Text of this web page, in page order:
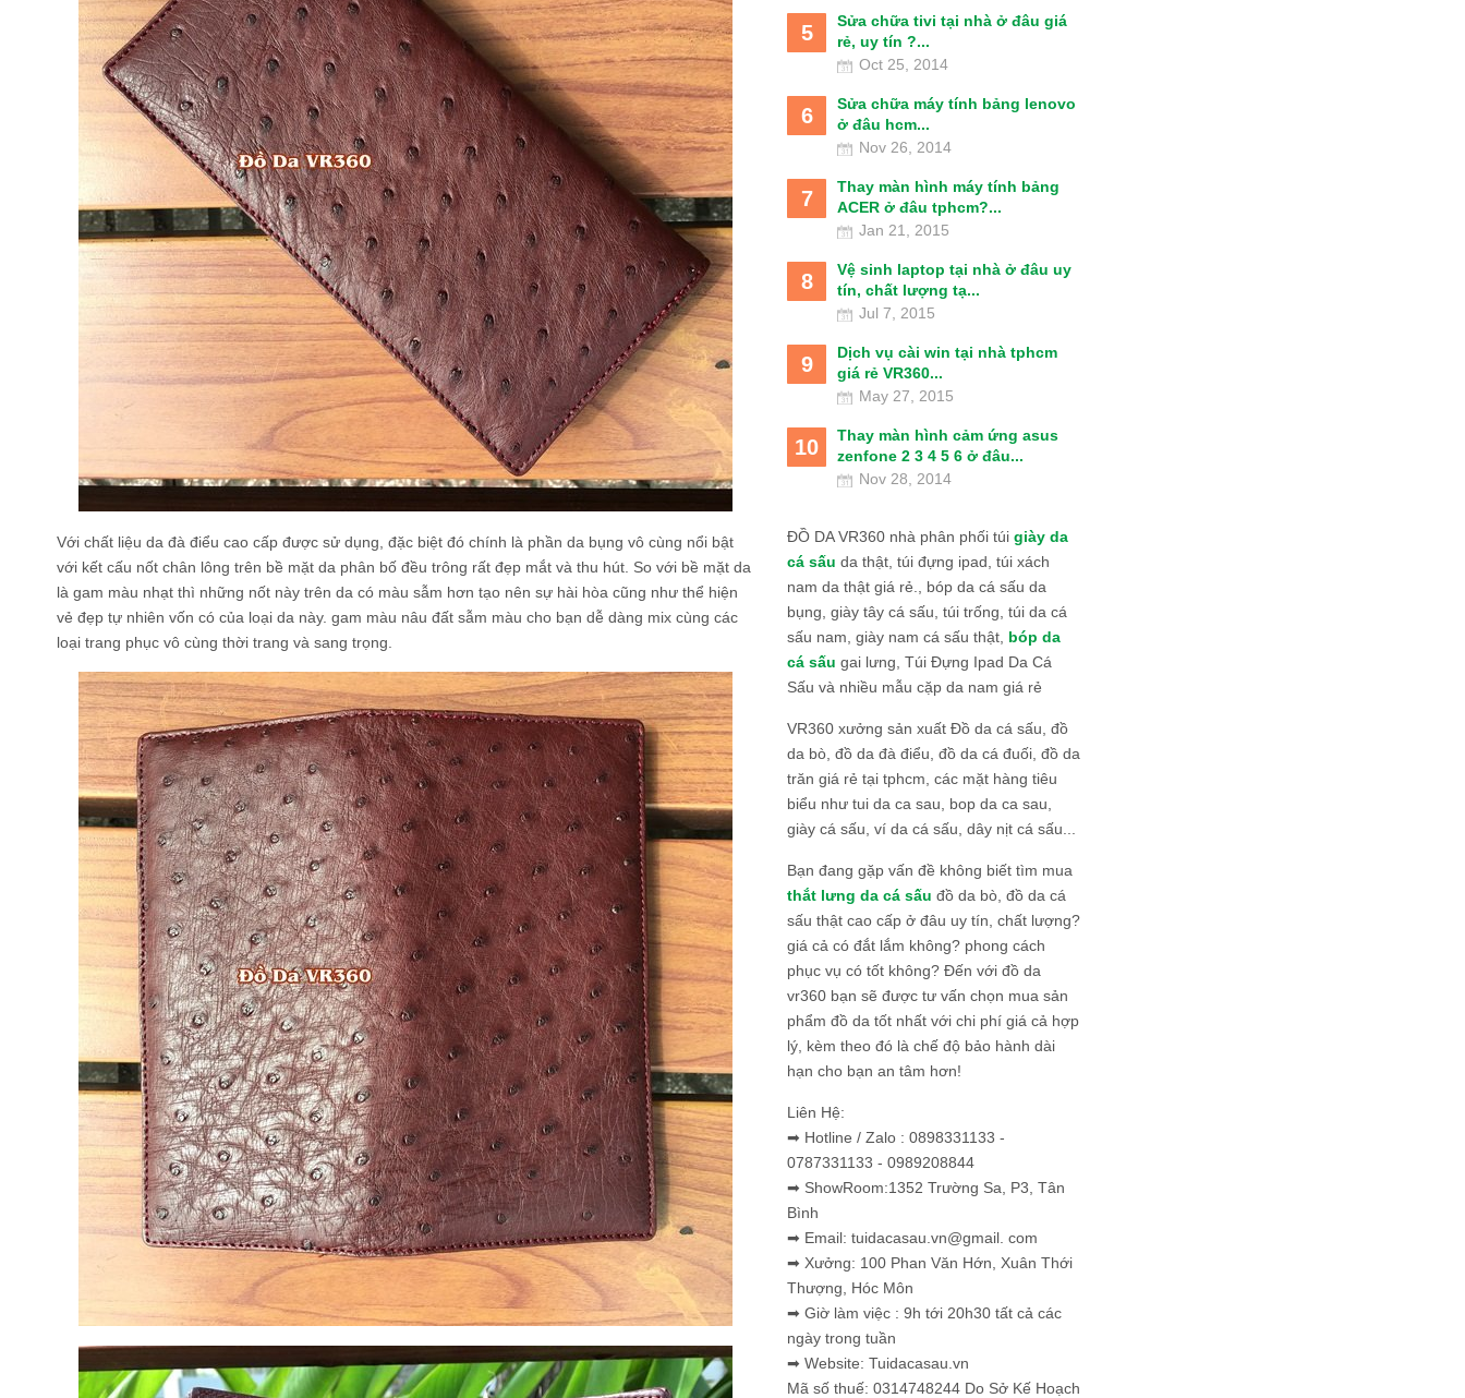
Với chất liệu da đà điểu cao cấp được sử dụng, đặc biệt đó chính là phần da bụng vô cùng nổi bật
với kết cấu nốt chân lông trên bề mặt da phân bố đều trông rất đẹp mắt và thu hút. So với bề mặt da
là gam màu nhạt thì những nốt này trên da có màu sẫm hơn tạo nên sự hài hòa cũng như thể hiện
vẻ đẹp tự nhiên vốn có của loại da này. gam màu nâu đất sẫm màu cho bạn dễ dàng mix cùng các
loại trang phục vô cùng thời trang và sang trọng.
5
Sửa chữa tivi tại nhà ở đâu giá
rẻ, uy tín ?...
Oct 25, 2014
6
Sửa chữa máy tính bảng lenovo
ở đâu hcm...
Nov 26, 2014
7
Thay màn hình máy tính bảng
ACER ở đâu tphcm?...
Jan 21, 2015
8
Vệ sinh laptop tại nhà ở đâu uy
tín, chất lượng tạ...
Jul 7, 2015
9
Dịch vụ cài win tại nhà tphcm
giá rẻ VR360...
May 27, 2015
10
Thay màn hình cảm ứng asus
zenfone 2 3 4 5 6 ở đâu...
Nov 28, 2014
ĐỒ DA VR360 nhà phân phối túi giày da
cá sấu da thật, túi đựng ipad, túi xách
nam da thật giá rẻ., bóp da cá sấu da
bụng, giày tây cá sấu, túi trống, túi da cá
sấu nam, giày nam cá sấu thật, bóp da
cá sấu gai lưng, Túi Đựng Ipad Da Cá
Sấu và nhiều mẫu cặp da nam giá rẻ
VR360 xưởng sản xuất Đồ da cá sấu, đồ
da bò, đồ da đà điểu, đồ da cá đuối, đồ da
trăn giá rẻ tại tphcm, các mặt hàng tiêu
biểu như tui da ca sau, bop da ca sau,
giày cá sấu, ví da cá sấu, dây nịt cá sấu...
Bạn đang gặp vấn đề không biết tìm mua
thắt lưng da cá sấu đồ da bò, đồ da cá
sấu thật cao cấp ở đâu uy tín, chất lượng?
giá cả có đắt lắm không? phong cách
phục vụ có tốt không? Đến với đồ da
vr360 bạn sẽ được tư vấn chọn mua sản
phẩm đồ da tốt nhất với chi phí giá cả hợp
lý, kèm theo đó là chế độ bảo hành dài
hạn cho bạn an tâm hơn!
Liên Hệ:
➡ Hotline / Zalo : 0898331133 -
0787331133 - 0989208844
➡ ShowRoom:1352 Trường Sa, P3, Tân
Bình
➡ Email: tuidacasau.vn@gmail. com
➡ Xưởng: 100 Phan Văn Hớn, Xuân Thới
Thượng, Hóc Môn
➡ Giờ làm việc : 9h tới 20h30 tất cả các
ngày trong tuần
➡ Website: Tuidacasau.vn
Mã số thuế: 0314748244 Do Sở Kế Hoạch